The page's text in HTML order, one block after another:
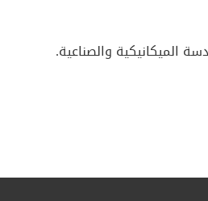
الميكانيكية والصناعية.